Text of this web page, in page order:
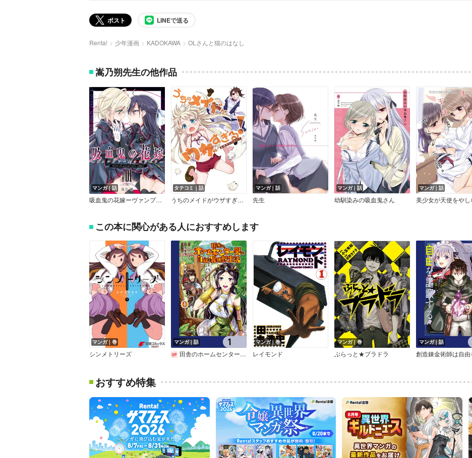
ポスト LINEで送る
Renta! 少年漫画 KADOKAWA OLさんと猫のはなし
嵩乃朔先生の他作品
マンガ｜話
吸血鬼の花嫁ーヴァンプドールのはなよめー
タテコミ｜話
うちのメイドがウザすぎる！公式アンソロジー 1
マンガ｜話
先生
マンガ｜話
幼馴染みの吸血鬼さん
マンガ｜話
この本に関心がある人におすすめします
マンガ｜巻
シンメトリーズ
マンガ｜話
田舎のホームセンター男の自由な異世界生活【分冊版】
マンガ｜巻
レイモンド
マンガ｜巻
ぶらっと★ブラドラ
マンガ｜話
おすすめ特集